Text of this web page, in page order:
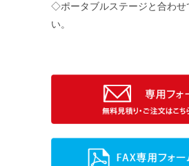
レンタル規約
◇ポータブルステージと合わせ
い。